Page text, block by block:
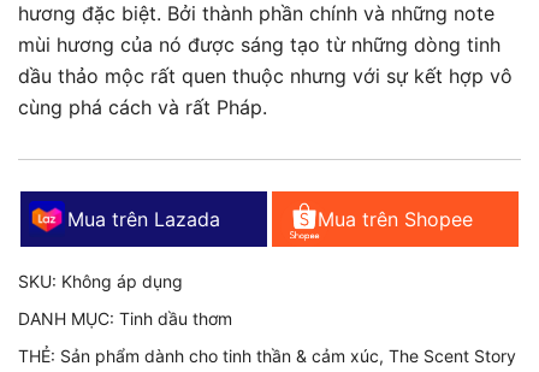
120.000₫
đến
hương đặc biệt. Bởi thành phần chính và những note
mùi hương của nó được sáng tạo từ những dòng tinh
dầu thảo mộc rất quen thuộc nhưng với sự kết hợp vô
cùng phá cách và rất Pháp.
Mua trên Lazada Mua trên Shopee
SKU: Không áp dụng
DANH MỤC: Tinh dầu thơm
THẺ: Sản phẩm dành cho tinh thần & cảm xúc, The Scent Story